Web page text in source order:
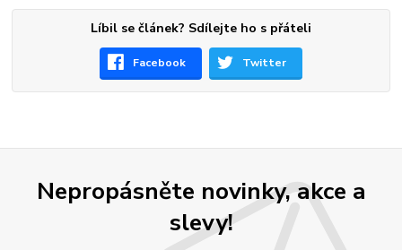
Líbil se článek? Sdílejte ho s přáteli
Facebook Twitter
Nepropásněte novinky, akce a
slevy!